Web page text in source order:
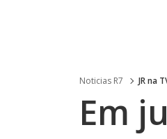
Noticias R7 JR na
Em